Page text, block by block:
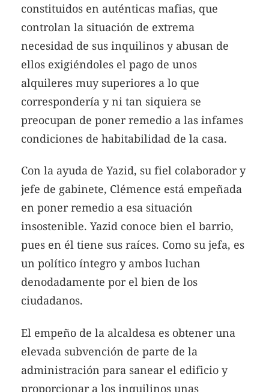
constituidos en auténticas mafias, que
controlan la situación de extrema
necesidad de sus inquilinos y abusan de
ellos exigiéndoles el pago de unos
alquileres muy superiores a lo que
correspondería y ni tan siquiera se
preocupan de poner remedio a las infames
condiciones de habitabilidad de la casa.
Con la ayuda de Yazid, su fiel colaborador y
jefe de gabinete, Clémence está empeñada
en poner remedio a esa situación
insostenible. Yazid conoce bien el barrio,
pues en él tiene sus raíces. Como su jefa, es
un político íntegro y ambos luchan
denodadamente por el bien de los
ciudadanos.
El empeño de la alcaldesa es obtener una
elevada subvención de parte de la
administración para sanear el edificio y
proporcionar a los inquilinos unas